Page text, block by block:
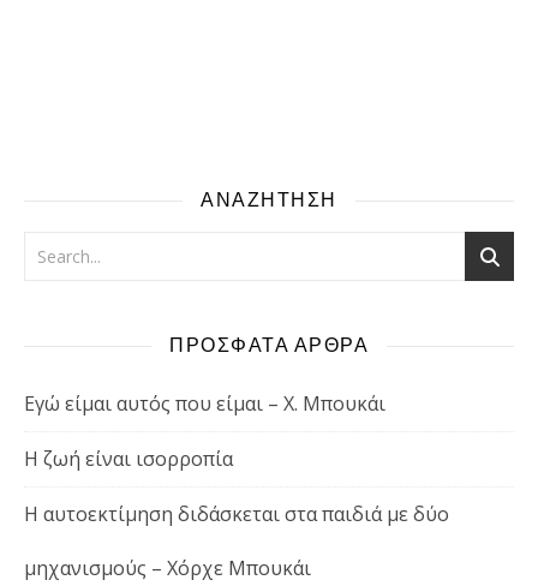
ΑΝΑΖΗΤΗΣΗ
ΠΡΟΣΦΑΤΑ ΑΡΘΡΑ
Εγώ είμαι αυτός που είμαι – Χ. Μπουκάι
Η ζωή είναι ισορροπία
Η αυτοεκτίμηση διδάσκεται στα παιδιά με δύο
μηχανισμούς – Χόρχε Μπουκάι